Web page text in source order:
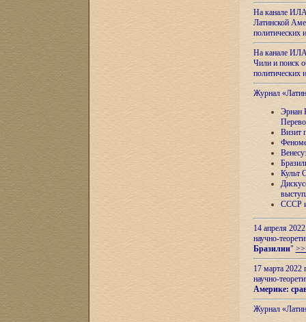
На канале
Латинской
На канале
Чили и поиск
Журнал
Эрнан
Визит
Культ
СССР и
14 апреля
научно-
Бразилии"
17 марта 2022
научно-
Америке:
Журнал